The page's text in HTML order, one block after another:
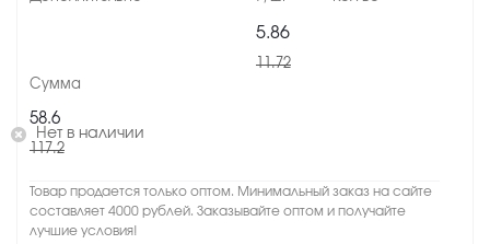
5.86
11.72
58.6
117.2
Нет в наличии
Товар продается только оптом. Минимальный заказ на сайте
составляет 4000 рублей. Заказывайте оптом и получайте
лучшие условия!